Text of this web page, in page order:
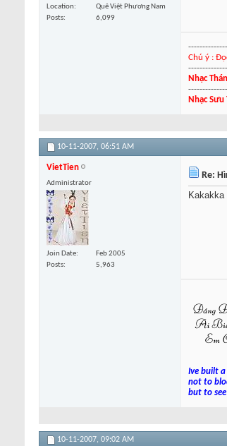
Location
Quê Việt Phương Nam
Posts
6,099
Chú ý :
Nhạc
Nhạc Sưu
10-11-2007, 06:51 AM
VietTien
Administrator
Join Date
Feb 2005
Posts
5,963
Re:
Kakakka
Ive built
not to
but to
10-11-2007, 09:02 AM